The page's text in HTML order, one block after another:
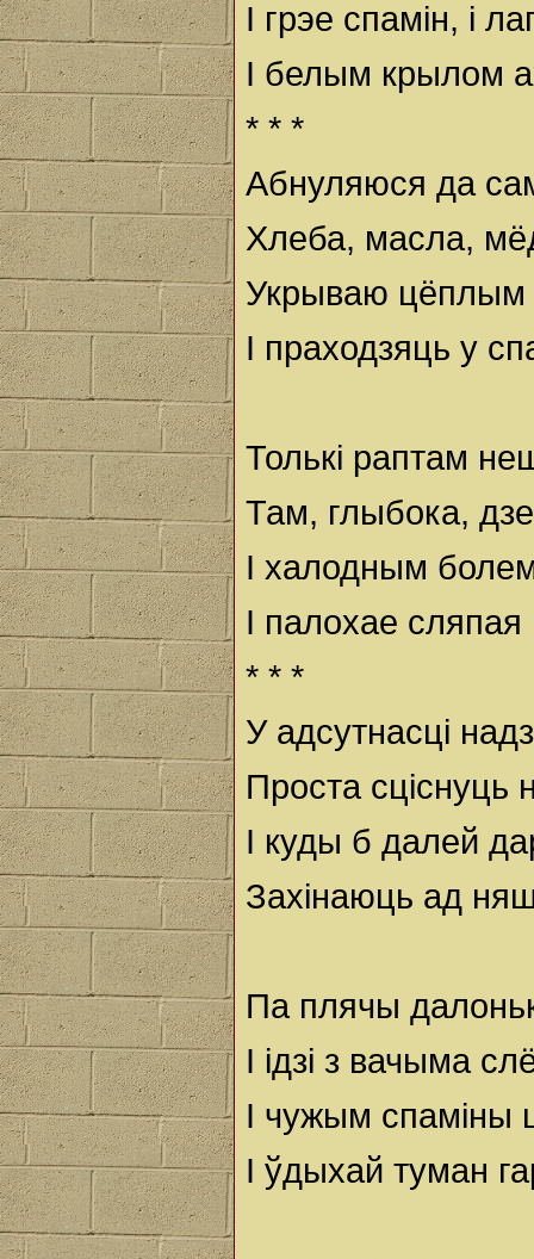
І грэе спамін, і
І белым крылом
* * *
Абнуляюся да
Хлеба, масла,
Укрываю
І праходзяць у
Толькі раптам
Там, глыбока,
І халодным
І палохае
* * *
У адсутнасці
Проста сціснуць
І куды б далей
Захінаюць ад
Па плячы
І ідзі з вачыма
І чужым спаміны
І ўдыхай туман